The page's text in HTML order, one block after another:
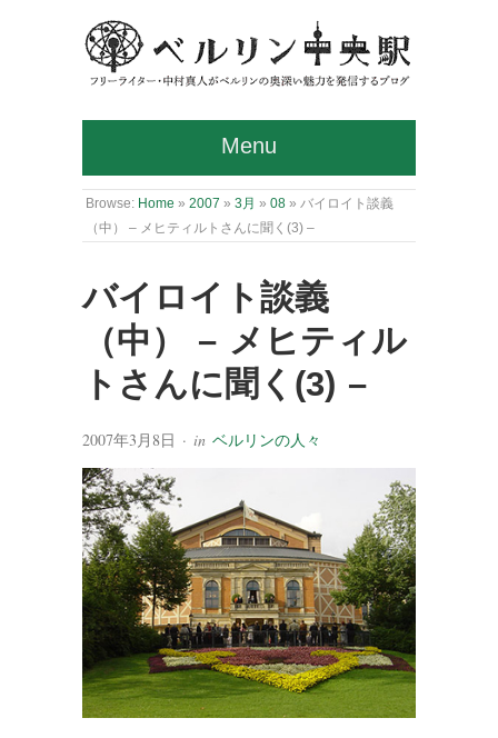
Menu
Browse: Home » 2007 » 3月 » 08 » バイロイト談義
（中） – メヒティルトさんに聞く(3) –
バイロイト談義
（中） – メヒティル
トさんに聞く(3) –
2007年3月8日 · in ベルリンの人々